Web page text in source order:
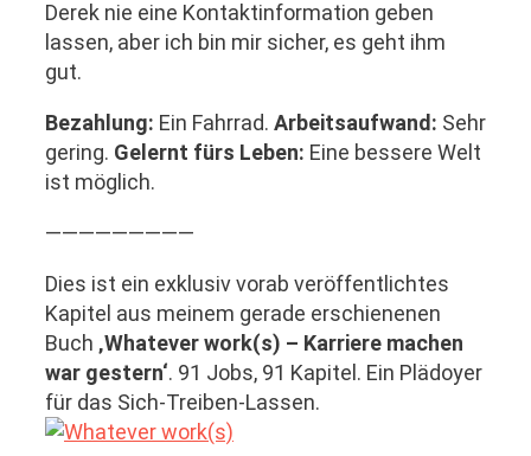
Derek nie eine Kontaktinformation geben
lassen, aber ich bin mir sicher, es geht ihm
gut.
Bezahlung: Ein Fahrrad. Arbeitsaufwand: Sehr
gering. Gelernt fürs Leben: Eine bessere Welt
ist möglich.
—————————
Dies ist ein exklusiv vorab veröffentlichtes
Kapitel aus meinem gerade erschienenen
Buch ‚Whatever work(s) – Karriere machen
war gestern‘. 91 Jobs, 91 Kapitel. Ein Plädoyer
für das Sich-Treiben-Lassen.